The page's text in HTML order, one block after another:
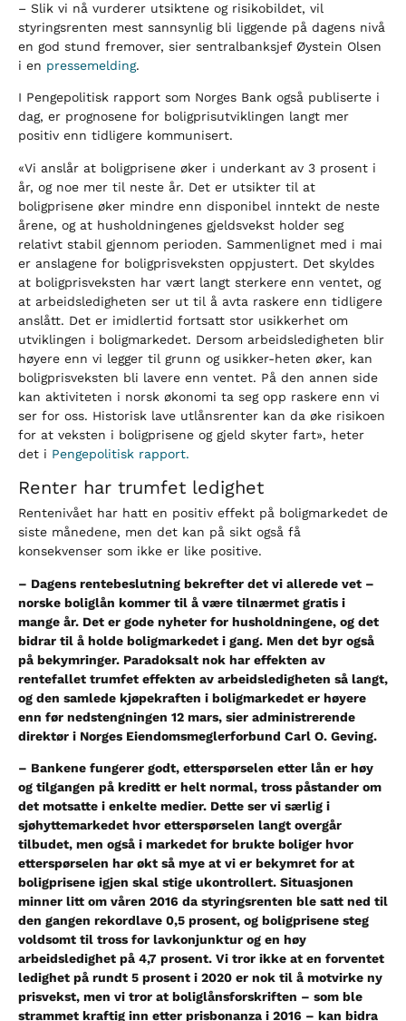
– Slik vi nå vurderer utsiktene og risikobildet, vil
styringsrenten mest sannsynlig bli liggende på dagens nivå
en god stund fremover, sier sentralbanksjef Øystein Olsen
i en pressemelding.
I Pengepolitisk rapport som Norges Bank også publiserte i
dag, er prognosene for boligprisutviklingen langt mer
positiv enn tidligere kommunisert.
«Vi anslår at boligprisene øker i underkant av 3 prosent i
år, og noe mer til neste år. Det er utsikter til at
boligprisene øker mindre enn disponibel inntekt de neste
årene, og at husholdningenes gjeldsvekst holder seg
relativt stabil gjennom perioden. Sammenlignet med i mai
er anslagene for boligprisveksten oppjustert. Det skyldes
at boligprisveksten har vært langt sterkere enn ventet, og
at arbeidsledigheten ser ut til å avta raskere enn tidligere
anslått. Det er imidlertid fortsatt stor usikkerhet om
utviklingen i boligmarkedet. Dersom arbeidsledigheten blir
høyere enn vi legger til grunn og usikker-heten øker, kan
boligprisveksten bli lavere enn ventet. På den annen side
kan aktiviteten i norsk økonomi ta seg opp raskere enn vi
ser for oss. Historisk lave utlånsrenter kan da øke risikoen
for at veksten i boligprisene og gjeld skyter fart», heter
det i Pengepolitisk rapport.
Renter har trumfet ledighet
Rentenivået har hatt en positiv effekt på boligmarkedet de
siste månedene, men det kan på sikt også få
konsekvenser som ikke er like positive.
– Dagens rentebeslutning bekrefter det vi allerede vet –
norske boliglån kommer til å være tilnærmet gratis i
mange år. Det er gode nyheter for husholdningene, og det
bidrar til å holde boligmarkedet i gang. Men det byr også
på bekymringer. Paradoksalt nok har effekten av
rentefallet trumfet effekten av arbeidsledigheten så langt,
og den samlede kjøpekraften i boligmarkedet er høyere
enn før nedstengningen 12 mars, sier administrerende
direktør i Norges Eiendomsmeglerforbund Carl O. Geving.
– Bankene fungerer godt, etterspørselen etter lån er høy
og tilgangen på kreditt er helt normal, tross påstander om
det motsatte i enkelte medier. Dette ser vi særlig i
sjøhyttemarkedet hvor etterspørselen langt overgår
tilbudet, men også i markedet for brukte boliger hvor
etterspørselen har økt så mye at vi er bekymret for at
boligprisene igjen skal stige ukontrollert. Situasjonen
minner litt om våren 2016 da styringsrenten ble satt ned til
den gangen rekordlave 0,5 prosent, og boligprisene steg
voldsomt til tross for lavkonjunktur og en høy
arbeidsledighet på 4,7 prosent. Vi tror ikke at en forventet
ledighet på rundt 5 prosent i 2020 er nok til å motvirke ny
prisvekst, men vi tror at boliglånsforskriften – som ble
strammet kraftig inn etter prisbonanza i 2016 – kan bidra